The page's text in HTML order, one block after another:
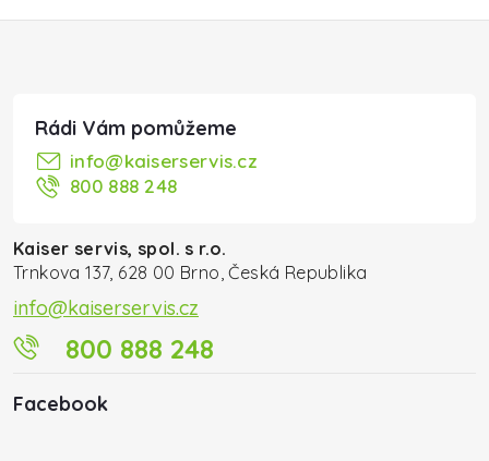
info@kaiserservis.cz
800 888 248
Kaiser servis, spol. s r.o.
Trnkova 137, 628 00 Brno, Česká Republika
info@kaiserservis.cz
800 888 248
Facebook